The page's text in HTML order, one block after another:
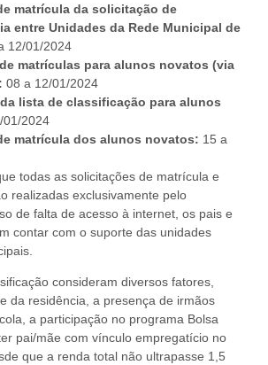
matrícula da solicitação de
entre Unidades da Rede Municipal de
12/01/2024
matrículas para alunos novatos (via
08 a 12/01/2024
lista de classificação para alunos
01/2024
matrícula dos alunos novatos: 15 a
todas as solicitações de matrícula e
realizadas exclusivamente pelo
de falta de acesso à internet, os pais e
contar com o suporte das unidades
consideram diversos fatores,
da residência, a presença de irmãos
a participação no programa Bolsa
pai/mãe com vínculo empregatício no
que a renda total não ultrapasse 1,5